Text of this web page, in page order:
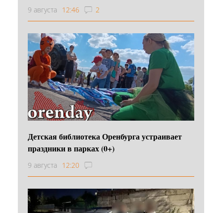
9 августа 12:46 2
Детская библиотека Оренбурга устраивает
праздники в парках (0+)
9 августа 12:20